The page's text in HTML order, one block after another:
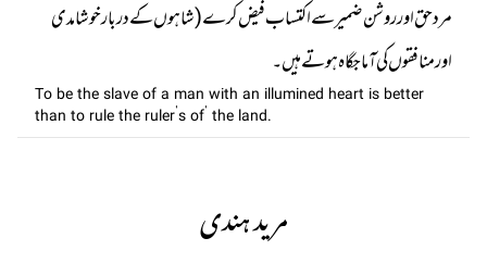
مردحق اور روشن ضمیر سے اکتساب فیض کرے (شاہوں کے دربار خوشامدی
اور منافقوں کی آماجگاہ ہوتے ہیں۔
To be the slave of a man with an illumined heart is better
than to rule the ruler’s of’ the land.
مرید ہندی